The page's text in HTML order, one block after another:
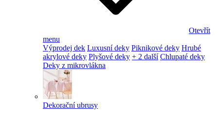
Otevřít
menu
Výprodej dek Luxusní deky Piknikové deky Hrubé
akrylové deky Plyšové deky + 2 další Chlupaté deky
Deky z mikrovlákna
Dekorační ubrusy